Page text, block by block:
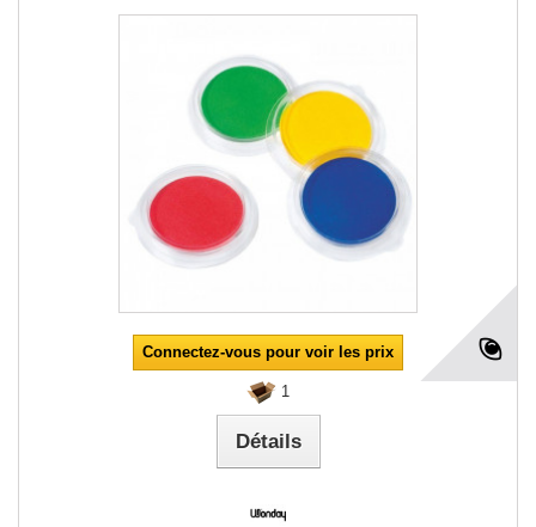
Connectez-vous pour voir les prix
1
Détails